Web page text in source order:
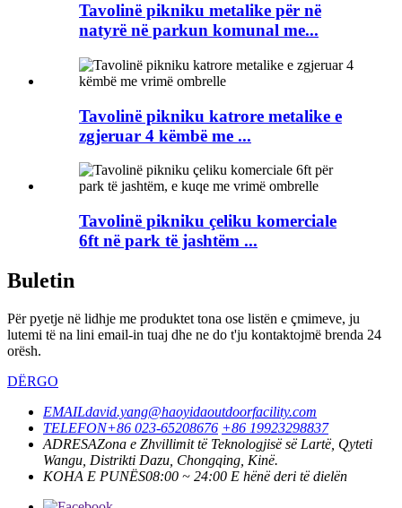
Tavolinë pikniku metalike për në
natyrë në parkun komunal me...
Tavolinë pikniku katrore metalike e
zgjeruar 4 këmbë me ...
Tavolinë pikniku çeliku komerciale
6ft në park të jashtëm ...
Buletin
Për pyetje në lidhje me produktet tona ose listën e çmimeve, ju
lutemi të na lini email-in tuaj dhe ne do t'ju kontaktojmë brenda 24
orësh.
DËRGO
EMAILdavid.yang@haoyidaoutdoorfacility.com
TELEFON+86 023-65208676 +86 19923298837
ADRESAZona e Zhvillimit të Teknologjisë së Lartë, Qyteti
Wangu, Distrikti Dazu, Chongqing, Kinë.
KOHA E PUNËS08:00 ~ 24:00 E hënë deri të dielën